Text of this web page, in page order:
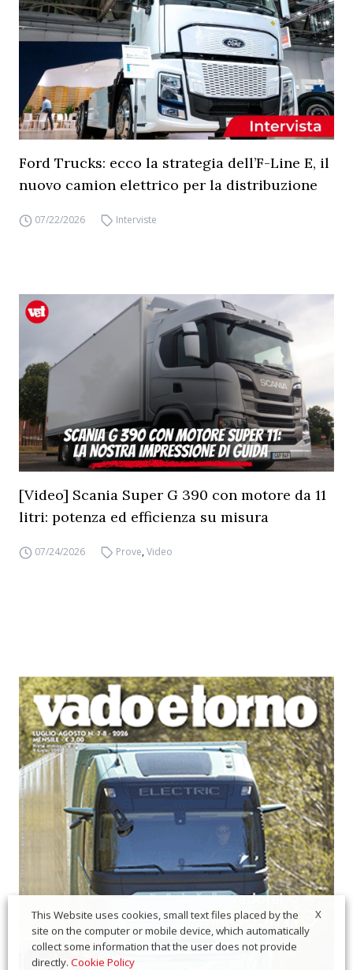
Ford Trucks: ecco la strategia dell’F-Line E, il
nuovo camion elettrico per la distribuzione
07/22/2026 Interviste
[Video] Scania Super G 390 con motore da 11
litri: potenza ed efficienza su misura
07/24/2026 Prove,Video
X
This Website uses cookies, small text files placed by the
site on the computer or mobile device, which automatically
collect some information that the user does not provide
directly. Cookie Policy